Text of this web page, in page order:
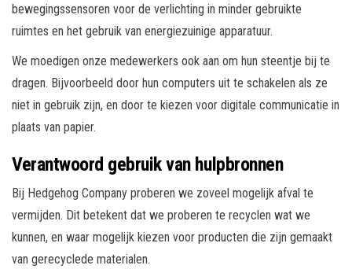
bewegingssensoren voor de verlichting in minder gebruikte
ruimtes en het gebruik van energiezuinige apparatuur.
We moedigen onze medewerkers ook aan om hun steentje bij te
dragen. Bijvoorbeeld door hun computers uit te schakelen als ze
niet in gebruik zijn, en door te kiezen voor digitale communicatie in
plaats van papier.
Verantwoord gebruik van hulpbronnen
Bij Hedgehog Company proberen we zoveel mogelijk afval te
vermijden. Dit betekent dat we proberen te recyclen wat we
kunnen, en waar mogelijk kiezen voor producten die zijn gemaakt
van gerecyclede materialen.